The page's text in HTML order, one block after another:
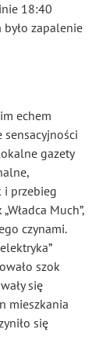
18:40
zapalenie
echem
gazety
i przebieg
Much”,
czynami.
szok
się
mieszkania
się